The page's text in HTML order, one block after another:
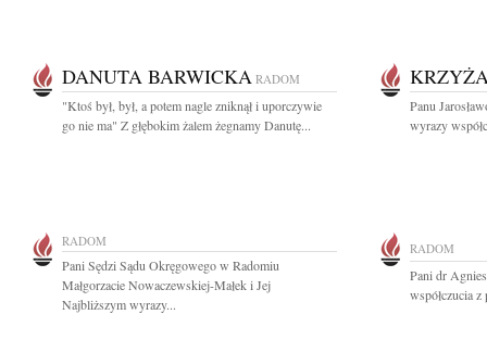
DANUTA BARWICKA RADOM
"Ktoś był, był, a potem nagle zniknął i uporczywie
go nie ma" Z głębokim żalem żegnamy Danutę...
Panu
wyrazy
RADOM
Pani Sędzi Sądu Okręgowego w Radomiu
Małgorzacie Nowaczewskiej-Małek i Jej
Najbliższym wyrazy...
RADOM
Pani dr
współczucia